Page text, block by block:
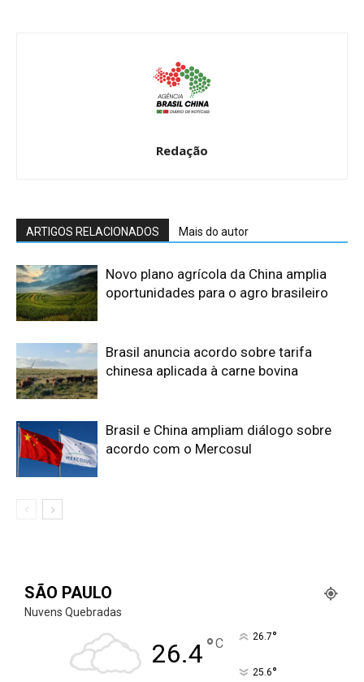
Redação
ARTIGOS RELACIONADOS Mais do autor
Novo plano agrícola da China amplia
oportunidades para o agro brasileiro
Brasil anuncia acordo sobre tarifa
chinesa aplicada à carne bovina
Brasil e China ampliam diálogo sobre
acordo com o Mercosul
SÃO PAULO
Nuvens Quebradas
26.4°C 26.7°
25.6°